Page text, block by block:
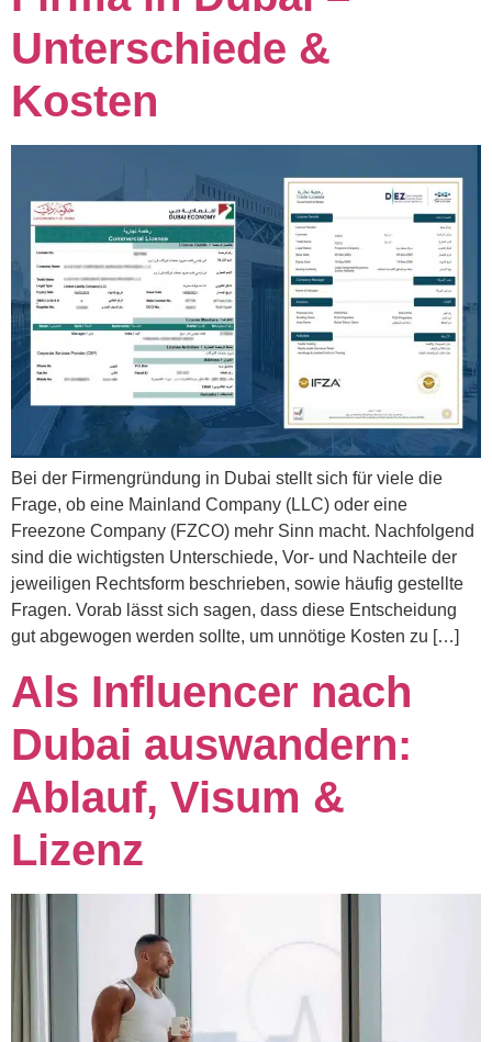
Unterschiede &
Kosten
Bei der Firmengründung in Dubai stellt sich für viele die
Frage, ob eine Mainland Company (LLC) oder eine
Freezone Company (FZCO) mehr Sinn macht. Nachfolgend
sind die wichtigsten Unterschiede, Vor- und Nachteile der
jeweiligen Rechtsform beschrieben, sowie häufig gestellte
Fragen. Vorab lässt sich sagen, dass diese Entscheidung
gut abgewogen werden sollte, um unnötige Kosten zu […]
Als Influencer nach
Dubai auswandern:
Ablauf, Visum &
Lizenz